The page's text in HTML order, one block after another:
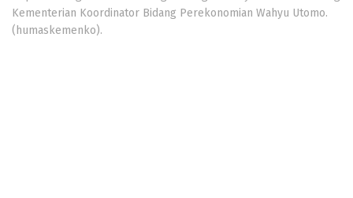
Kementerian Koordinator Bidang Perekonomian Wahyu Utomo.
(humaskemenko).